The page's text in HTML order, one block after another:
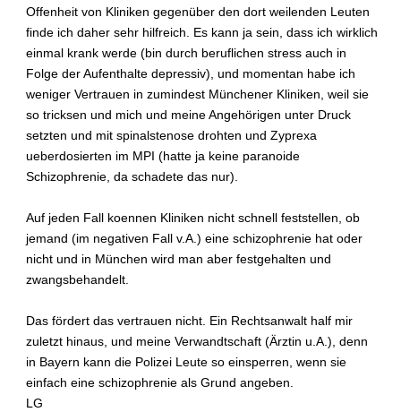
Offenheit von Kliniken gegenüber den dort weilenden Leuten
finde ich daher sehr hilfreich. Es kann ja sein, dass ich wirklich
einmal krank werde (bin durch beruflichen stress auch in
Folge der Aufenthalte depressiv), und momentan habe ich
weniger Vertrauen in zumindest Münchener Kliniken, weil sie
so tricksen und mich und meine Angehörigen unter Druck
setzten und mit spinalstenose drohten und Zyprexa
ueberdosierten im MPI (hatte ja keine paranoide
Schizophrenie, da schadete das nur).
Auf jeden Fall koennen Kliniken nicht schnell feststellen, ob
jemand (im negativen Fall v.A.) eine schizophrenie hat oder
nicht und in München wird man aber festgehalten und
zwangsbehandelt.
Das fördert das vertrauen nicht. Ein Rechtsanwalt half mir
zuletzt hinaus, und meine Verwandtschaft (Ärztin u.A.), denn
in Bayern kann die Polizei Leute so einsperren, wenn sie
einfach eine schizophrenie als Grund angeben.
LG